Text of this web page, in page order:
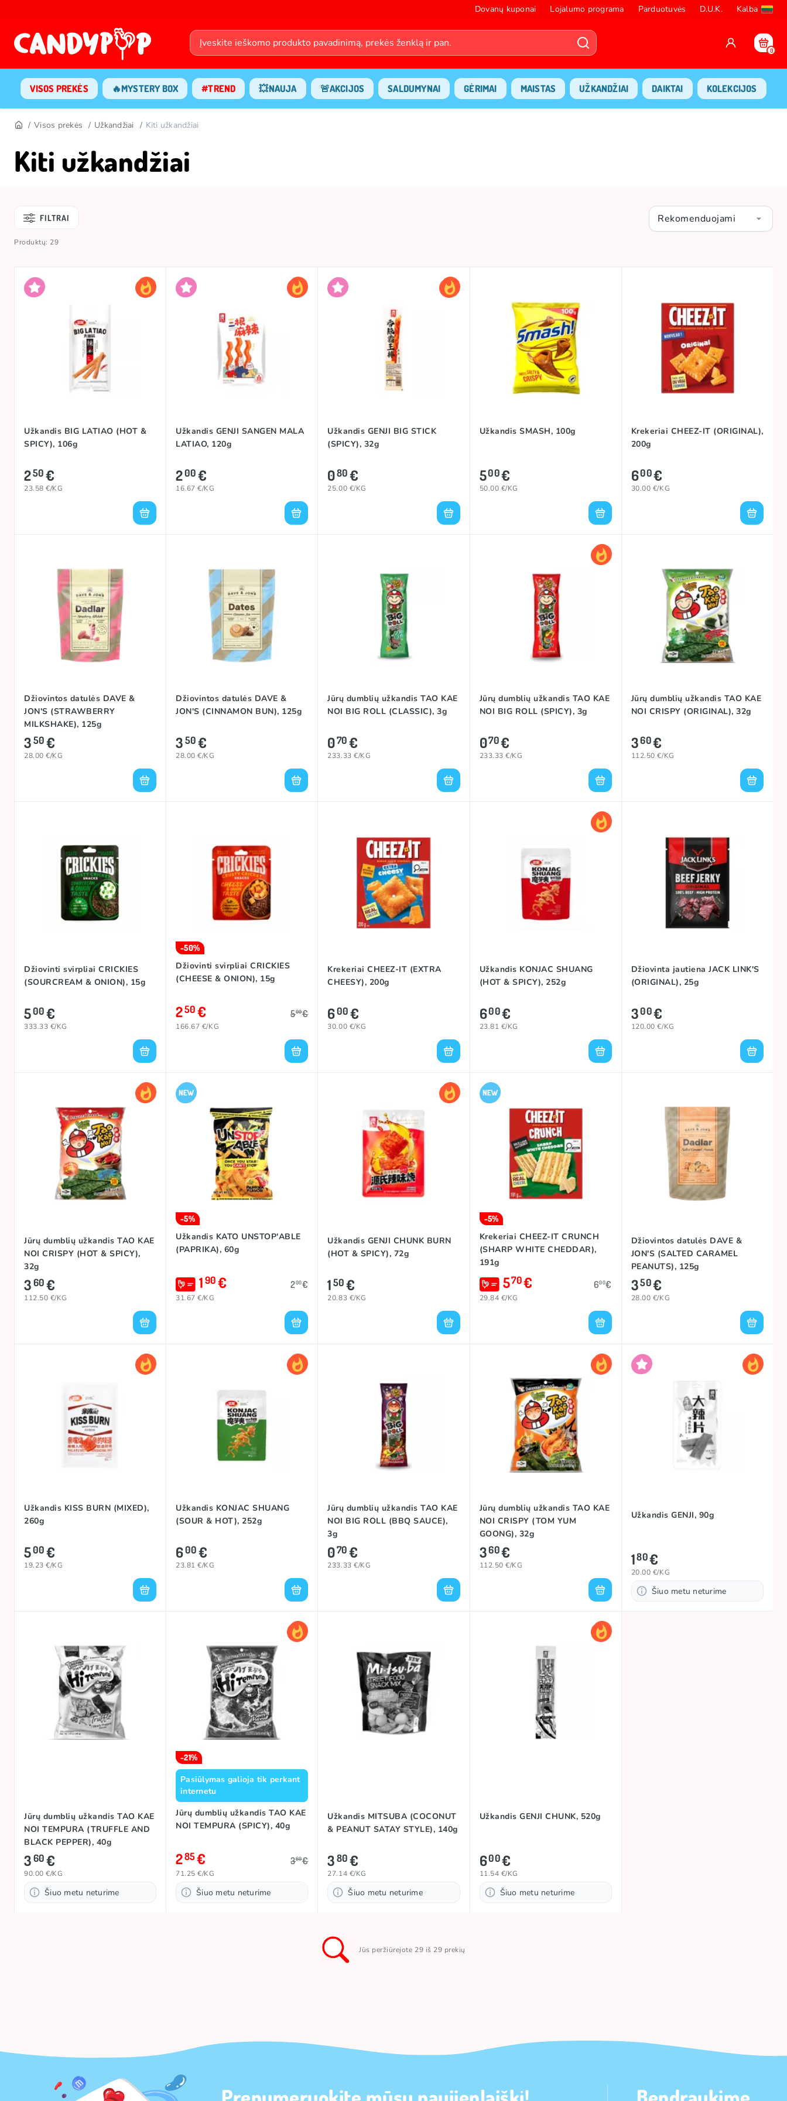
Dovanų kuponai Lojalumo programa Parduotuvės D.U.K. Kalba
0
VISOS PREKĖS 🔥MYSTERY BOX #TREND 💥NAUJA 🚨AKCIJOS SALDUMYNAI GĖRIMAI MAISTAS UŽKANDŽIAI DAIKTAI KOLEKCIJOS
Visos prekės Užkandžiai Kiti užkandžiai
Kiti užkandžiai
FILTRAI Rekomenduojami
Produktų: 29
Užkandis BIG LATIAO (HOT &
SPICY), 106g
250€
23.58 €/KG
Užkandis GENJI SANGEN MALA
LATIAO, 120g
200€
16.67 €/KG
Užkandis GENJI BIG STICK
(SPICY), 32g
080€
25.00 €/KG
Užkandis SMASH, 100g
500€
50.00 €/KG
Krekeriai CHEEZ-IT (ORIGINAL),
200g
600€
30.00 €/KG
Džiovintos datulės DAVE &
JON'S (STRAWBERRY
MILKSHAKE), 125g
350€
28.00 €/KG
Džiovintos datulės DAVE &
JON'S (CINNAMON BUN), 125g
350€
28.00 €/KG
Jūrų dumblių užkandis TAO KAE
NOI BIG ROLL (CLASSIC), 3g
070€
233.33 €/KG
Jūrų dumblių užkandis TAO KAE
NOI BIG ROLL (SPICY), 3g
070€
233.33 €/KG
Jūrų dumblių užkandis TAO KAE
NOI CRISPY (ORIGINAL), 32g
360€
112.50 €/KG
Džiovinti svirpliai CRICKIES
(SOURCREAM & ONION), 15g
500€
333.33 €/KG
-50%
Džiovinti svirpliai CRICKIES
(CHEESE & ONION), 15g
250€ 500€
166.67 €/KG
Krekeriai CHEEZ-IT (EXTRA
CHEESY), 200g
600€
30.00 €/KG
Užkandis KONJAC SHUANG
(HOT & SPICY), 252g
600€
23.81 €/KG
Džiovinta jautiena JACK LINK'S
(ORIGINAL), 25g
300€
120.00 €/KG
Jūrų dumblių užkandis TAO KAE
NOI CRISPY (HOT & SPICY),
32g
360€
112.50 €/KG
-5%
Užkandis KATO UNSTOP'ABLE
(PAPRIKA), 60g
190€ 200€
31.67 €/KG
Užkandis GENJI CHUNK BURN
(HOT & SPICY), 72g
150€
20.83 €/KG
-5%
Krekeriai CHEEZ-IT CRUNCH
(SHARP WHITE CHEDDAR),
191g
570€ 600€
29.84 €/KG
Džiovintos datulės DAVE &
JON'S (SALTED CARAMEL
PEANUTS), 125g
350€
28.00 €/KG
Užkandis KISS BURN (MIXED),
260g
500€
19.23 €/KG
Užkandis KONJAC SHUANG
(SOUR & HOT), 252g
600€
23.81 €/KG
Jūrų dumblių užkandis TAO KAE
NOI BIG ROLL (BBQ SAUCE),
3g
070€
233.33 €/KG
Jūrų dumblių užkandis TAO KAE
NOI CRISPY (TOM YUM
GOONG), 32g
360€
112.50 €/KG
Užkandis GENJI, 90g
180€
20.00 €/KG
Šiuo metu neturime
Jūrų dumblių užkandis TAO KAE
NOI TEMPURA (TRUFFLE AND
BLACK PEPPER), 40g
360€
90.00 €/KG
Šiuo metu neturime
-21%
Pasiūlymas galioja tik perkant
internetu
Jūrų dumblių užkandis TAO KAE
NOI TEMPURA (SPICY), 40g
285€ 360€
71.25 €/KG
Šiuo metu neturime
Užkandis MITSUBA (COCONUT
& PEANUT SATAY STYLE), 140g
380€
27.14 €/KG
Šiuo metu neturime
Užkandis GENJI CHUNK, 520g
600€
11.54 €/KG
Šiuo metu neturime
Jūs peržiūrejote 29 iš 29 prekių